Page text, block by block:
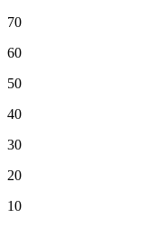
70
60
50
40
30
20
10